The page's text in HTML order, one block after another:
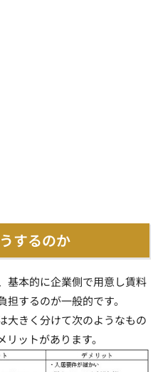
するのか
基本的に企業側で用意し賃料
するのが一般的です。
大きく分けて次のようなもの
ットがあります。